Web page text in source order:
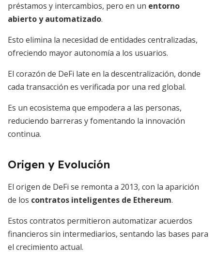
préstamos y intercambios, pero en un entorno
abierto y automatizado.
Esto elimina la necesidad de entidades centralizadas,
ofreciendo mayor autonomía a los usuarios.
El corazón de DeFi late en la descentralización, donde
cada transacción es verificada por una red global.
Es un ecosistema que empodera a las personas,
reduciendo barreras y fomentando la innovación
continua.
Origen y Evolución
El origen de DeFi se remonta a 2013, con la aparición
de los contratos inteligentes de Ethereum.
Estos contratos permitieron automatizar acuerdos
financieros sin intermediarios, sentando las bases para
el crecimiento actual.